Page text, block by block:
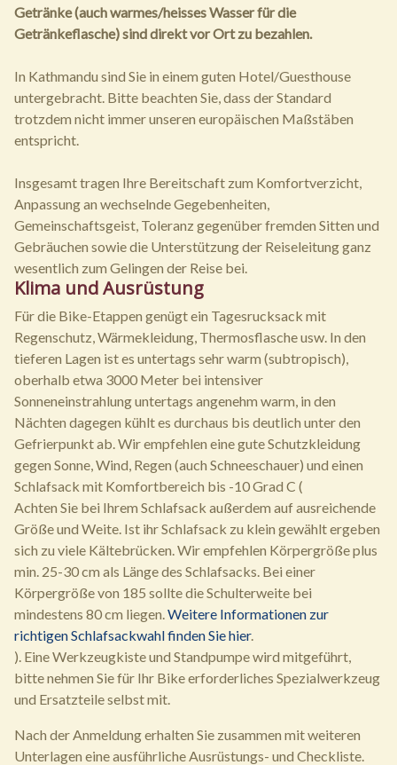
Getränke (auch warmes/heisses Wasser für die
Getränkeflasche) sind direkt vor Ort zu bezahlen.
In Kathmandu sind Sie in einem guten Hotel/Guesthouse
untergebracht. Bitte beachten Sie, dass der Standard
trotzdem nicht immer unseren europäischen Maßstäben
entspricht.
Insgesamt tragen Ihre Bereitschaft zum Komfortverzicht,
Anpassung an wechselnde Gegebenheiten,
Gemeinschaftsgeist, Toleranz gegenüber fremden Sitten und
Gebräuchen sowie die Unterstützung der Reiseleitung ganz
wesentlich zum Gelingen der Reise bei.
Klima und Ausrüstung
Für die Bike-Etappen genügt ein Tagesrucksack mit
Regenschutz, Wärmekleidung, Thermosflasche usw. In den
tieferen Lagen ist es untertags sehr warm (subtropisch),
oberhalb etwa 3000 Meter bei intensiver
Sonneneinstrahlung untertags angenehm warm, in den
Nächten dagegen kühlt es durchaus bis deutlich unter den
Gefrierpunkt ab. Wir empfehlen eine gute Schutzkleidung
gegen Sonne, Wind, Regen (auch Schneeschauer) und einen
Schlafsack mit Komfortbereich bis -10 Grad C (
Achten Sie bei Ihrem Schlafsack außerdem auf ausreichende
Größe und Weite. Ist ihr Schlafsack zu klein gewählt ergeben
sich zu viele Kältebrücken. Wir empfehlen Körpergröße plus
min. 25-30 cm als Länge des Schlafsacks. Bei einer
Körpergröße von 185 sollte die Schulterweite bei
mindestens 80 cm liegen.Weitere Informationen zur
richtigen Schlafsackwahl finden Sie hier.
). Eine Werkzeugkiste und Standpumpe wird mitgeführt,
bitte nehmen Sie für Ihr Bike erforderliches Spezialwerkzeug
und Ersatzteile selbst mit.
Nach der Anmeldung erhalten Sie zusammen mit weiteren
Unterlagen eine ausführliche Ausrüstungs- und Checkliste.